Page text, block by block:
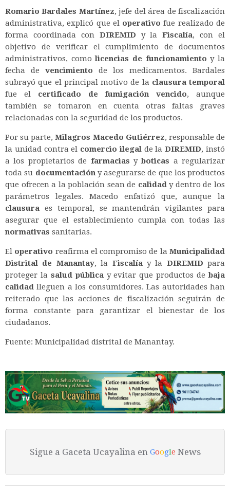
Romario Bardales Martínez, jefe del área de fiscalización
administrativa, explicó que el operativo fue realizado de
forma coordinada con DIREMID y laFiscalía, con el
objetivo de verificar el cumplimiento de documentos
administrativos, comolicencias de funcionamiento y la
fecha de vencimiento de los medicamentos. Bardales
subrayó que el principal motivo de la clausura temporal
fue el certificado de fumigación vencido, aunque
también se tomaron en cuenta otras faltas graves
relacionadas con la seguridad de los productos.
Por su parte,Milagros Macedo Gutiérrez, responsable de
la unidad contra el comercio ilegalde laDIREMID, instó
a los propietarios de farmacias yboticas a regularizar
toda su documentacióny asegurarse de que los productos
que ofrecen a la población sean de calidady dentro de los
parámetros legales. Macedo enfatizó que, aunque la
clausura es temporal, se mantendrán vigilantes para
asegurar que el establecimiento cumpla con todas las
normativas sanitarias.
El operativo reafirma el compromiso de laMunicipalidad
Distrital de Manantay, la Fiscalíay la DIREMID para
proteger la salud públicay evitar que productos debaja
calidad lleguen a los consumidores. Las autoridades han
reiterado que las acciones de fiscalización seguirán de
forma constante para garantizar el bienestar de los
ciudadanos.
Fuente: Municipalidad distrital de Manantay.
Sigue a Gaceta Ucayalina en Google News